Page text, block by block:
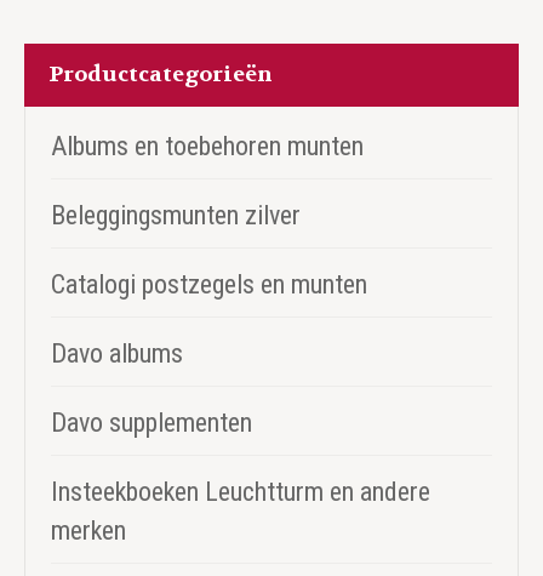
Productcategorieën
Albums en toebehoren munten
Beleggingsmunten zilver
Catalogi postzegels en munten
Davo albums
Davo supplementen
Insteekboeken Leuchtturm en andere
merken